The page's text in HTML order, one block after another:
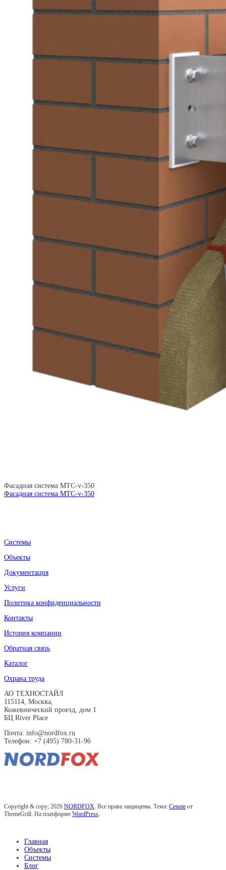
Фасадная система MTC-v-350
Фасадная система MTC-v-350
Системы
Объекты
Документация
Услуги
Политика конфиденциальности
Контакты
История компании
Обратная связь
Каталог
Охрана труда
АО ТЕХНОСТАЙЛ
115114, Москва,
Кожевнический проезд, дом 1
БЦ River Place
Почта: info@nordfox.ru
Телефон: +7 (495) 780-31-96
Copyright & copy; 2026 NORDFOX. Все права защищены. Тема: Cenote от
ThemeGrill. На платформе WordPress.
Главная
Объекты
Системы
Блог